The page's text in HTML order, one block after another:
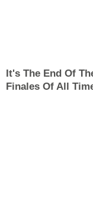
It's The End Of
Finales Of All